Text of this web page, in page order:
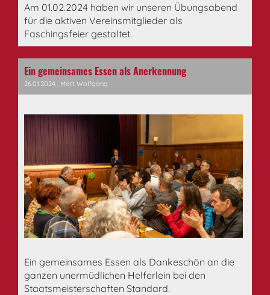
Am 01.02.2024 haben wir unseren Übungsabend
für die aktiven Vereinsmitglieder als
Faschingsfeier gestaltet.
Ein gemeinsames Essen als Anerkennung
26.01.2024 , Matt Wolfgang
Ein gemeinsames Essen als Dankeschön an die
ganzen unermüdlichen Helferlein bei den
Staatsmeisterschaften Standard.